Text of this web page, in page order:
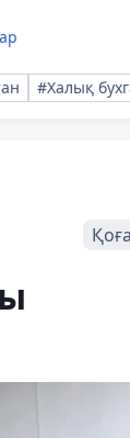
#Халық